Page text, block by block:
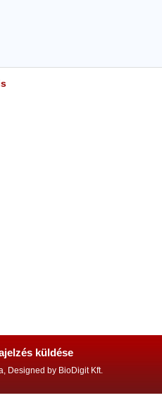
küldése
Designed by BioDigit Kft.